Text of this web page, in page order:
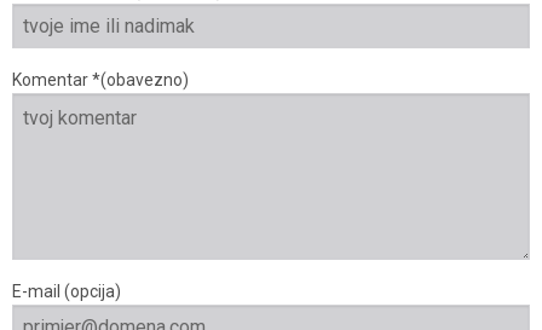
Komentar *(obavezno)
E-mail (opcija)